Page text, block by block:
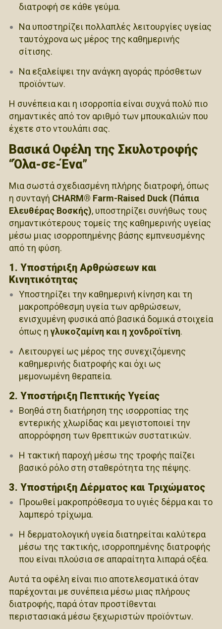
διατροφή σε κάθε γεύμα.
Να υποστηρίζει πολλαπλές λειτουργίες υγείας
ταυτόχρονα ως μέρος της καθημερινής
σίτισης.
Να εξαλείψει την ανάγκη αγοράς πρόσθετων
προϊόντων.
Η συνέπεια και η ισορροπία είναι συχνά πολύ πιο
σημαντικές από τον αριθμό των μπουκαλιών που
έχετε στο ντουλάπι σας.
Βασικά Οφέλη της Σκυλοτροφής
“Όλα-σε-Ένα”
Μια σωστά σχεδιασμένη πλήρης διατροφή, όπως
η συνταγή CHARM® Farm-Raised Duck (Πάπια
Ελευθέρας Βοσκής), υποστηρίζει συνήθως τους
σημαντικότερους τομείς της καθημερινής υγείας
μέσω μιας ισορροπημένης βάσης εμπνευσμένης
από τη φύση.
1. Υποστήριξη Αρθρώσεων και
Κινητικότητας
Υποστηρίζει την καθημερινή κίνηση και τη
μακροπρόθεσμη υγεία των αρθρώσεων,
ενισχυμένη φυσικά από βασικά δομικά στοιχεία
όπως η γλυκοζαμίνη και η χονδροϊτίνη.
Λειτουργεί ως μέρος της συνεχιζόμενης
καθημερινής διατροφής και όχι ως
μεμονωμένη θεραπεία.
2. Υποστήριξη Πεπτικής Υγείας
Βοηθά στη διατήρηση της ισορροπίας της
εντερικής χλωρίδας και μεγιστοποιεί την
απορρόφηση των θρεπτικών συστατικών.
Η τακτική παροχή μέσω της τροφής παίζει
βασικό ρόλο στη σταθερότητα της πέψης.
3. Υποστήριξη Δέρματος και Τριχώματος
Προωθεί μακροπρόθεσμα το υγιές δέρμα και το
λαμπερό τρίχωμα.
Η δερματολογική υγεία διατηρείται καλύτερα
μέσω της τακτικής, ισορροπημένης διατροφής
που είναι πλούσια σε απαραίτητα λιπαρά οξέα.
Αυτά τα οφέλη είναι πιο αποτελεσματικά όταν
παρέχονται με συνέπεια μέσω μιας πλήρους
διατροφής, παρά όταν προστίθενται
περιστασιακά μέσω ξεχωριστών προϊόντων.